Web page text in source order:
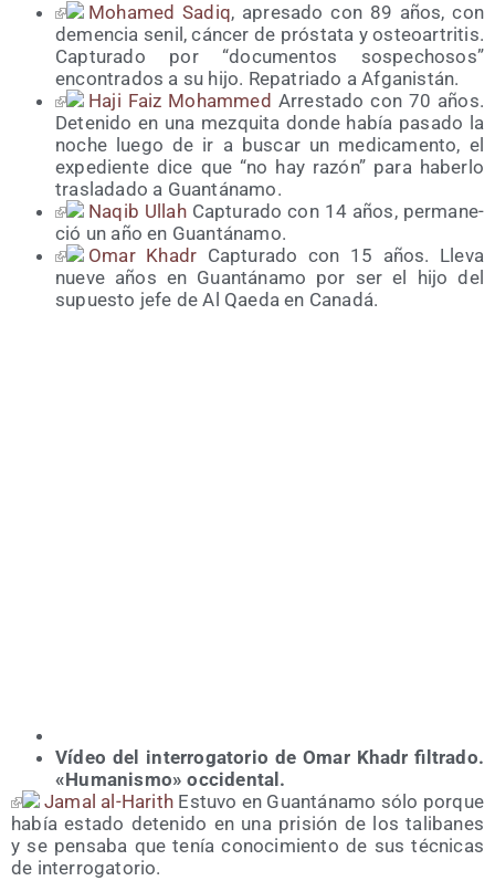
Moha­med Sadiq, apre­sa­do con 89 años, con
demen­cia senil, cán­cer de prós­ta­ta y osteo­ar­tri­tis.
Cap­tu­ra­do por “docu­men­tos sos­pe­cho­sos”
encon­tra­dos a su hijo. Repa­tria­do a Afganistán.
Haji Faiz Moham­med Arres­ta­do con 70 años.
Dete­ni­do en una mez­qui­ta don­de había pasa­do la
noche lue­go de ir a bus­car un medi­ca­men­to, el
expe­dien­te dice que “no hay razón” para haber­lo
tras­la­da­do a Guantánamo.
Naqib UllahCap­tu­ra­do con 14 años, per­ma­ne­
ció un año en Guantánamo.
Omar Khadr Cap­tu­ra­do con 15 años. Lle­va
nue­ve años en Guan­tá­na­mo por ser el hijo del
supues­to jefe de Al Qae­da en Canadá.
Vídeo del inte­rro­ga­to­rio de Omar Khadr fil­tra­do.
«Huma­nis­mo» occidental.
Jamal al-Harith Estu­vo en Guan­tá­na­mo sólo por­que
había esta­do dete­ni­do en una pri­sión de los tali­ba­nes
y se pen­sa­ba que tenía cono­ci­mien­to de sus téc­ni­cas
de interrogatorio.